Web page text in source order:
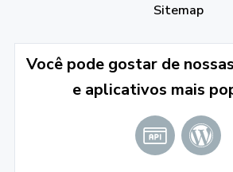
Sitemap
Você pode gostar de
e aplicativos mais